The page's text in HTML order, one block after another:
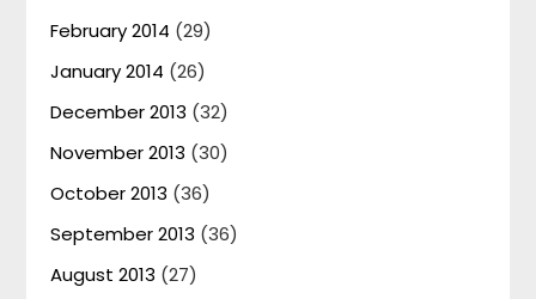
February 2014 (29)
January 2014 (26)
December 2013 (32)
November 2013 (30)
October 2013 (36)
September 2013 (36)
August 2013 (27)